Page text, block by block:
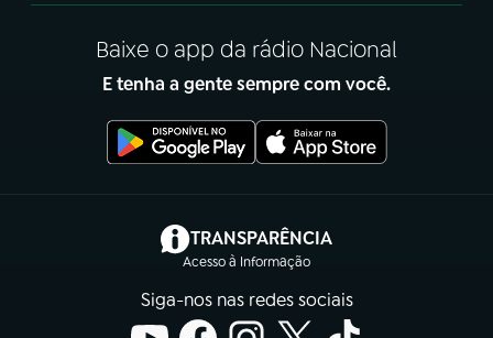
Baixe o app da rádio Nacional
E tenha a gente sempre com você.
TRANSPARÊNCIA
Acesso à Informação
(abre em nova aba)
Siga-nos nas redes sociais